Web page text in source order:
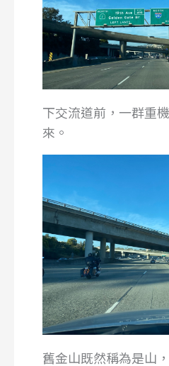
下交流道前，一群重
來。
舊金山既然稱為是山